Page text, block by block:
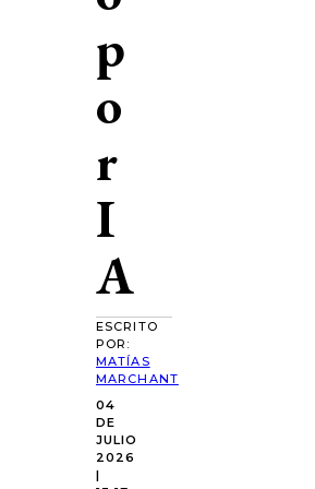
p
o
r
I
A
ESCRITO
POR:
MATÍAS
MARCHANT
04
DE
JULIO
2026
|